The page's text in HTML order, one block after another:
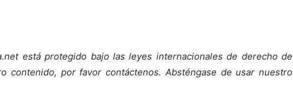
está protegido bajo las leyes internacionales de derecho de
contenido, por favor contáctenos. Absténgase de usar nuestro